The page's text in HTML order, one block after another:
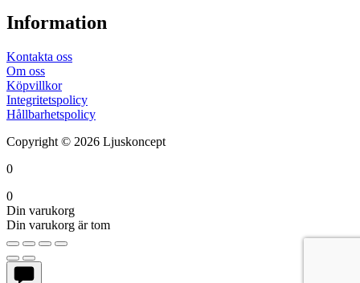
Information
Kontakta oss
Om oss
Köpvillkor
Integritetspolicy
Hållbarhetspolicy
Copyright © 2026 Ljuskoncept
0
0
Din varukorg
Din varukorg är tom